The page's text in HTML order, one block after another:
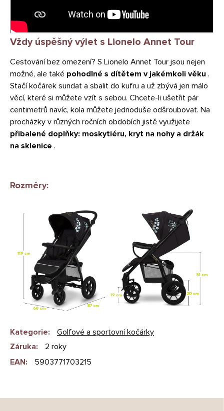
Vždy úspěšný výlet s Lionelo Annet Tour
Cestování bez omezení? S Lionelo Annet Tour jsou nejen
možné, ale také pohodlné s dítětem v jakémkoli věku .
Stačí kočárek sundat a sbalit do kufru a už zbývá jen málo
věcí, které si můžete vzít s sebou. Chcete-li ušetřit pár
centimetrů navíc, kola můžete jednoduše odšroubovat. Na
procházky v různých ročních obdobích jistě využijete
přibalené doplňky: moskytiéru, kryt na nohy a držák
na sklenice .
Rozměry:
Kategorie:
Golfové a sportovní kočárky
Záruka:
2 roky
EAN: 5903771703215